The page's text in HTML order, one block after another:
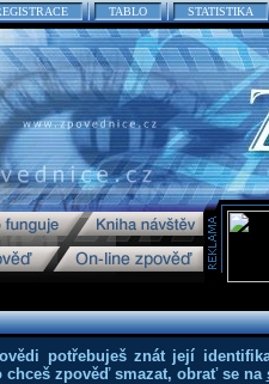
TABLO STATISTIKA
potřebuješ znát její
chceš zpověď smazat, obrať se na